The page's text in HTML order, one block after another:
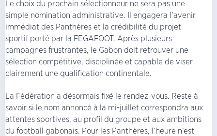
Le choix du prochain sélectionneur ne sera pas une
simple nomination administrative. Il engagera l’avenir
immédiat des Panthères et la crédibilité du projet
sportif porté par la FEGAFOOT. Après plusieurs
campagnes frustrantes, le Gabon doit retrouver une
sélection compétitive, disciplinée et capable de viser
clairement une qualification continentale.
La Fédération a désormais fixé le rendez-vous. Reste à
savoir si le nom annoncé à la mi-juillet correspondra aux
attentes sportives, au profil du groupe et aux ambitions
du football gabonais. Pour les Panthères, l’heure n’est